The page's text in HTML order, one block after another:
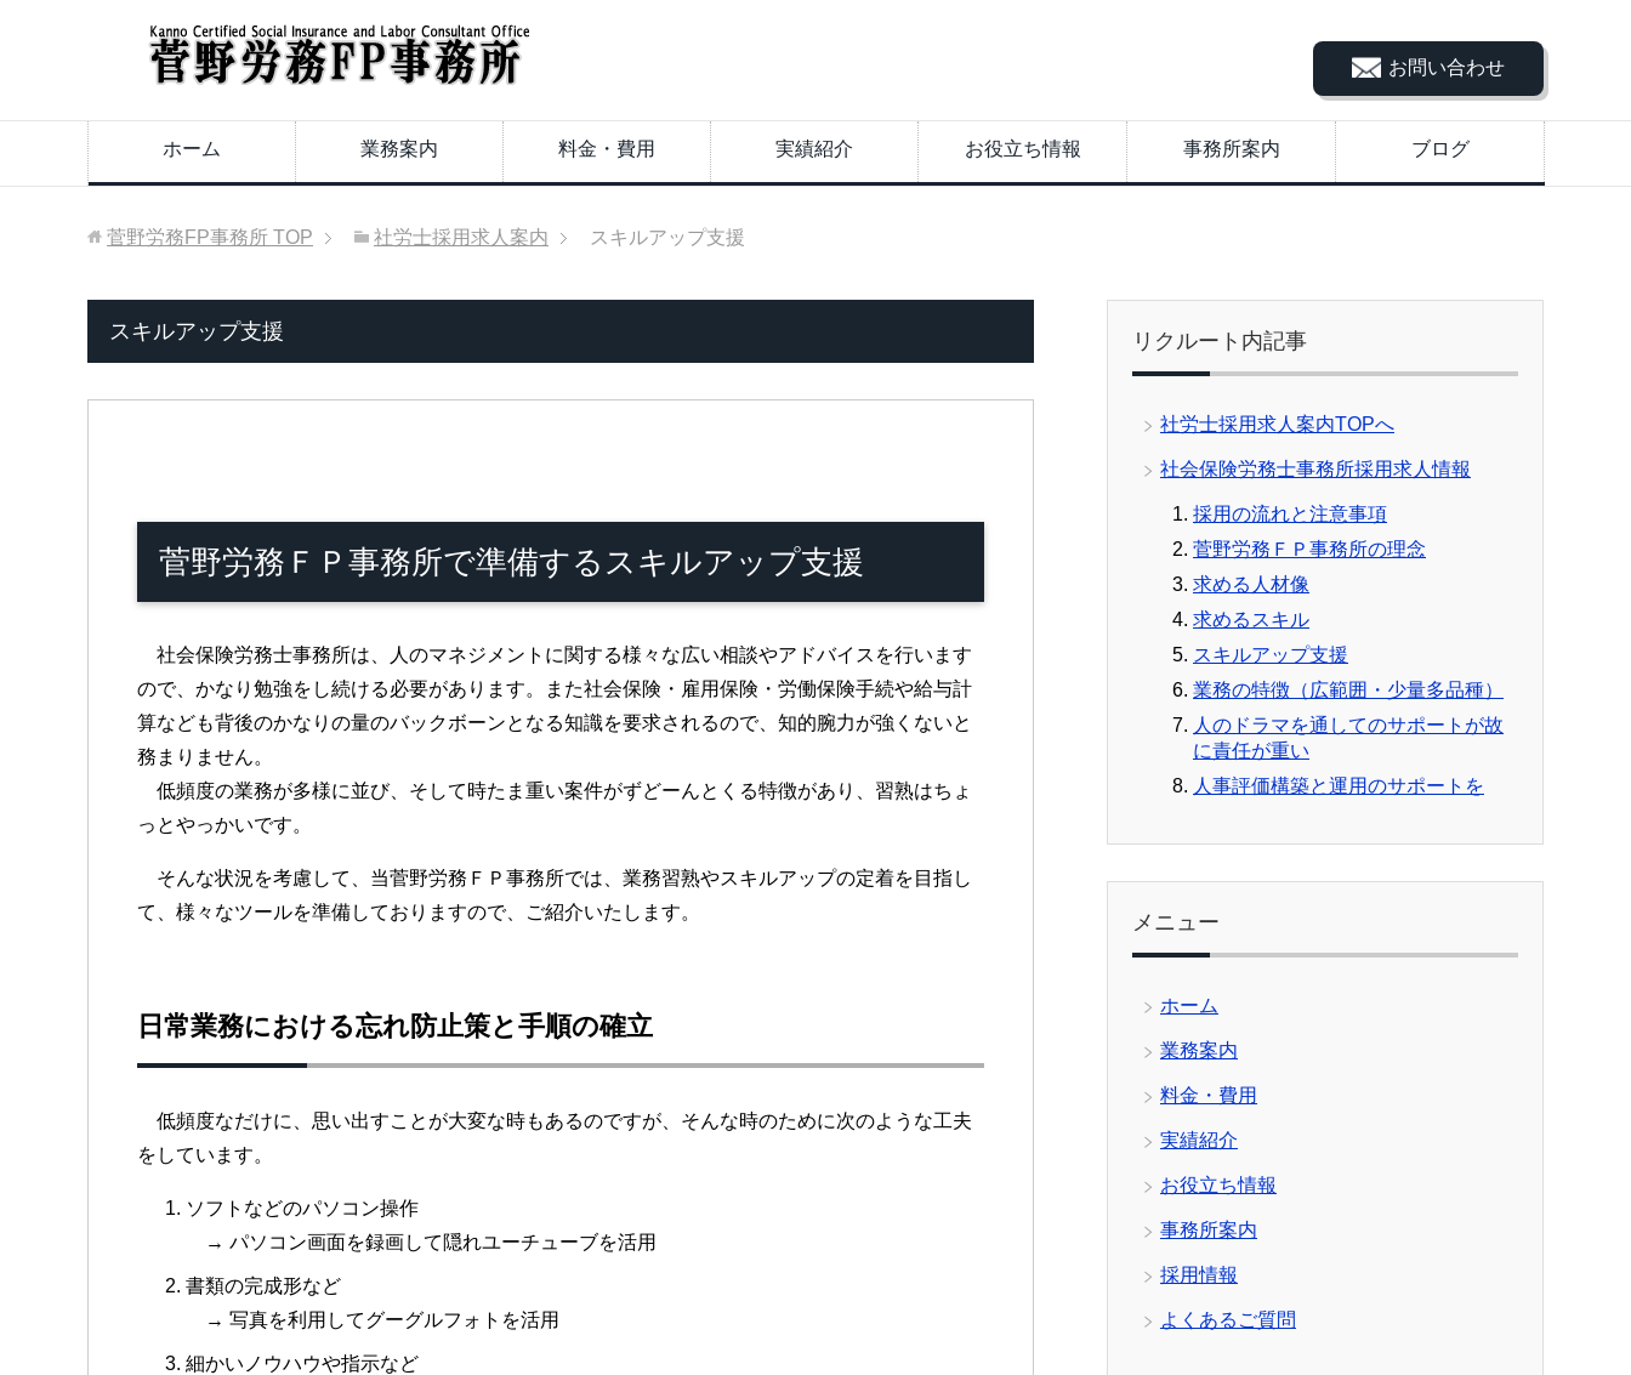
お問い合わせ
ホーム 業務案内 料金・費用 実績紹介 お役立ち情報 事務所案内 ブログ
菅野労務FP事務所 TOP 社労士採用求人案内 スキルアップ支援
スキルアップ支援
菅野労務ＦＰ事務所で準備するスキルアップ支援
社会保険労務士事務所は、人のマネジメントに関する様々な広い相談やアドバイスを行います
ので、かなり勉強をし続ける必要があります。また社会保険・雇用保険・労働保険手続や給与計
算なども背後のかなりの量のバックボーンとなる知識を要求されるので、知的腕力が強くないと
務まりません。
低頻度の業務が多様に並び、そして時たま重い案件がずどーんとくる特徴があり、習熟はちょ
っとやっかいです。
そんな状況を考慮して、当菅野労務ＦＰ事務所では、業務習熟やスキルアップの定着を目指し
て、様々なツールを準備しておりますので、ご紹介いたします。
日常業務における忘れ防止策と手順の確立
低頻度なだけに、思い出すことが大変な時もあるのですが、そんな時のために次のような工夫
をしています。
ソフトなどのパソコン操作
→ パソコン画面を録画して隠れユーチューブを活用
書類の完成形など
→ 写真を利用してグーグルフォトを活用
細かいノウハウや指示など
リクルート内記事
社労士採用求人案内TOPへ
社会保険労務士事務所採用求人情報
採用の流れと注意事項
菅野労務ＦＰ事務所の理念
求める人材像
求めるスキル
スキルアップ支援
業務の特徴（広範囲・少量多品種）
人のドラマを通してのサポートが故
に責任が重い
人事評価構築と運用のサポートを
メニュー
ホーム
業務案内
料金・費用
実績紹介
お役立ち情報
事務所案内
採用情報
よくあるご質問